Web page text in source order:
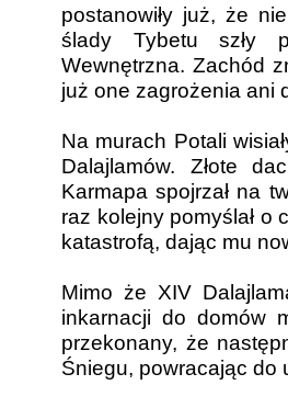
postanowiły już, że
ślady Tybetu szły
Wewnętrzna. Zachód
już one zagrożenia ani
Na murach Potali
Dalajlamów. Złote
Karmapa spojrzał na
raz kolejny pomyślał o
katastrofą, dając mu
Mimo że XIV
inkarnacji do domów
przekonany, że
Śniegu, powracając do